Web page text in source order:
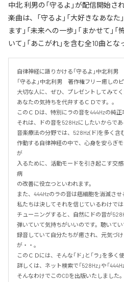
中北 利男の「守るよ」が配信開始
楽曲は、「守るよ」「大好きなあなた
ます」「未来への一歩」「まかせて」
いて」「あこがれ」を含む全10曲とな
自律神経に語りかける「守るよ」中北利男
「守るよ」中北利男　著作権フリー癒しの
大切な人に、ぜひ、プレゼントしてみてく
あなたの気持ちを代弁するＣＤです。。
このＣＤは、特別にラの音を444Hzの純正
それは、ドの音を528Hzにしたいからであ
音楽療法の分野では、528Hz(ド)を多く含
作動する自律神経の中で、心身を安らぎ
が
入るために、活動モードを引き起こす交
病
の改善に役立つといわれます。
また、444Hzのラの音は癌細胞を消滅させ
私たちは決してそれを信じているわけで
チューニングすると、自然にドの音が
弾いていて気持ちがいいのです。聴いてい
録音していて自分たちが癒され、元気づ
が・・。
このＣＤには、そんな「ド」と「ラ」を多く
詳しくは、ネット検索で「528Hz」や「
そんなわけでこのCDを出版いたしました。